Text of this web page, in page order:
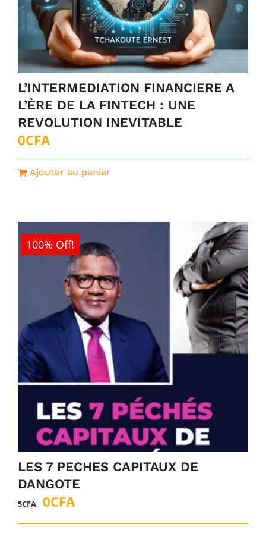
L’INTERMEDIATION FINANCIERE A
L’ÈRE DE LA FINTECH : UNE
REVOLUTION INEVITABLE
0CFA
Ajouter au panier
100% Off!
LES 7 PECHES CAPITAUX DE
DANGOTE
5CFA
Le
prix
0CFALe
prix